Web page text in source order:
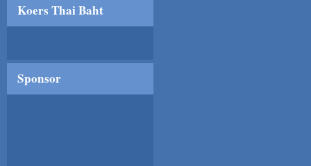
Koers Thai Baht
Sponsor